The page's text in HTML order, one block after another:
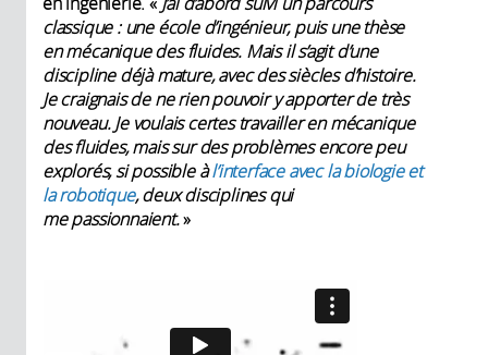
classique : une école d’ingénieur, puis une thèse
en mécanique des fluides. Mais il s’agit d’une
discipline déjà mature, avec des siècles d’histoire.
Je craignais de ne rien pouvoir y apporter de très
nouveau. Je voulais certes travailler en mécanique
des fluides, mais sur des problèmes encore peu
explorés, si possible àl’interface avec la biologie et
la robotique, deux disciplines qui
me passionnaient.»